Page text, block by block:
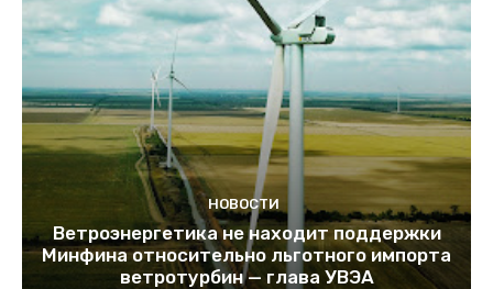
НОВОСТИ
Ветроэнергетика не находит поддержки
Минфина относительно льготного импорта
ветротурбин — глава УВЭА